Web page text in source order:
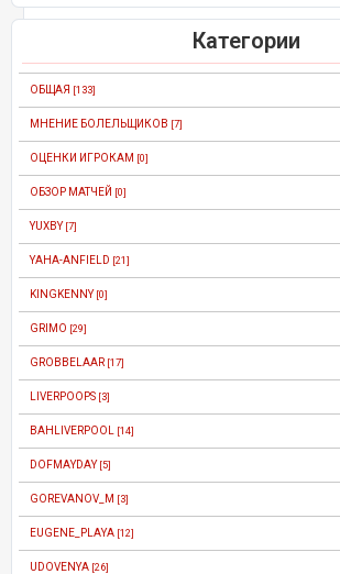
Категории
ОБЩАЯ [133]
МНЕНИЕ БОЛЕЛЬЩИКОВ [7]
ОЦЕНКИ ИГРОКАМ [0]
ОБЗОР МАТЧЕЙ [0]
YUXBY [7]
YAHA-ANFIELD [21]
KINGKENNY [0]
GRIMO [29]
GROBBELAAR [17]
LIVERPOOPS [3]
BAHLIVERPOOL [14]
DOFMAYDAY [5]
GOREVANOV_M [3]
EUGENE_PLAYA [12]
UDOVENYA [26]